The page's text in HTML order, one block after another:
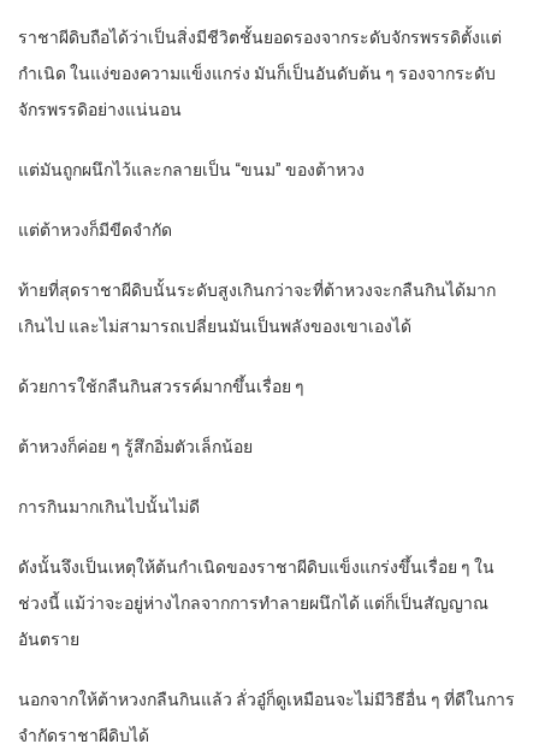
ราชาผีดิบถือได้ว่าเป็นสิ่งมีชีวิตชั้นยอดรองจากระดับจักรพรรดิตั้งแต่
กำเนิด ในแง่ของความแข็งแกร่ง มันก็เป็นอันดับต้น ๆ รองจากระดับ
จักรพรรดิอย่างแน่นอน
แต่มันถูกผนึกไว้และกลายเป็น “ขนม” ของต้าหวง
แต่ต้าหวงก็มีขีดจำกัด
ท้ายที่สุดราชาผีดิบนั้นระดับสูงเกินกว่าจะที่ต้าหวงจะกลืนกินได้มาก
เกินไป และไม่สามารถเปลี่ยนมันเป็นพลังของเขาเองได้
ด้วยการใช้กลืนกินสวรรค์มากขึ้นเรื่อย ๆ
ต้าหวงก็ค่อย ๆ รู้สึกอิ่มตัวเล็กน้อย
การกินมากเกินไปนั้นไม่ดี
ดังนั้นจึงเป็นเหตุให้ต้นกำเนิดของราชาผีดิบแข็งแกร่งขึ้นเรื่อย ๆ ใน
ช่วงนี้ แม้ว่าจะอยู่ห่างไกลจากการทำลายผนึกได้ แต่ก็เป็นสัญญาณ
อันตราย
นอกจากให้ต้าหวงกลืนกินแล้ว ลั่วอู๋ก็ดูเหมือนจะไม่มีวิธีอื่น ๆ ที่ดีในการ
จำกัดราชาผีดิบได้